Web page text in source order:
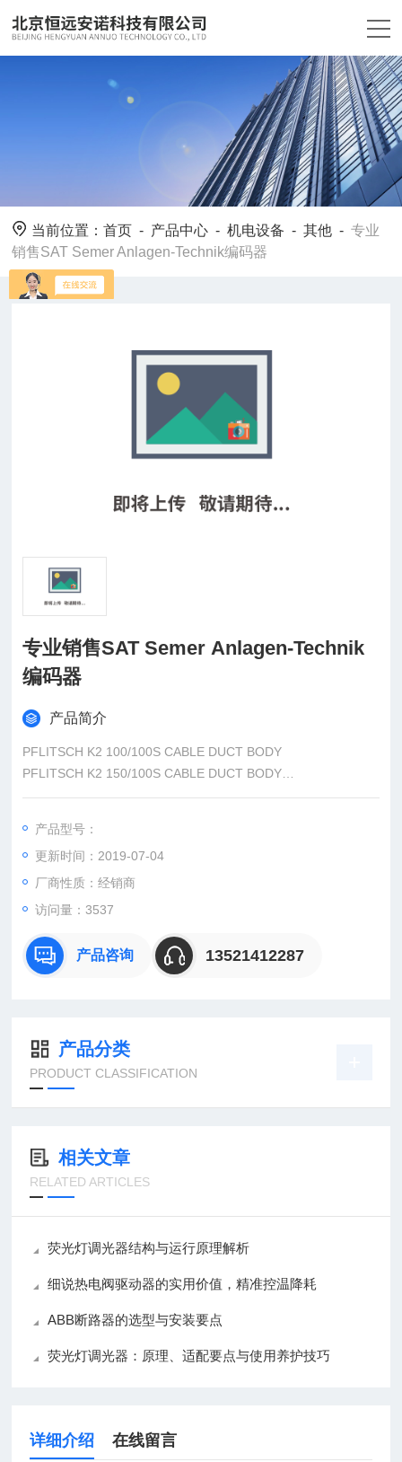
当前位置：首页 - 产品中心 -机电设备 -其他 -专业
销售SAT Semer Anlagen-Technik编码器
专业销售SAT Semer Anlagen-Technik
编码器
产品简介
PFLITSCH K2 100/100S CABLE DUCT BODY
PFLITSCH K2 150/100S CABLE DUCT BODY
PFLITSCH D2100S CABLE DUCT COVER
CARLO GAVAZZI CARLO GAVAZZI/ROHS??EO1804PPAS-1 0
820 060 02
产品型号：
更新时间：2019-07-04
厂商性质：经销商
访问量：3537
产品咨询 13521412287
产品分类
PRODUCT CLASSIFICATION
相关文章
RELATED ARTICLES
荧光灯调光器结构与运行原理解析
细说热电阀驱动器的实用价值，精准控温降耗
ABB断路器的选型与安装要点
荧光灯调光器：原理、适配要点与使用养护技巧
详细介绍 在线留言